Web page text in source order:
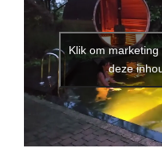
Klik om
deze